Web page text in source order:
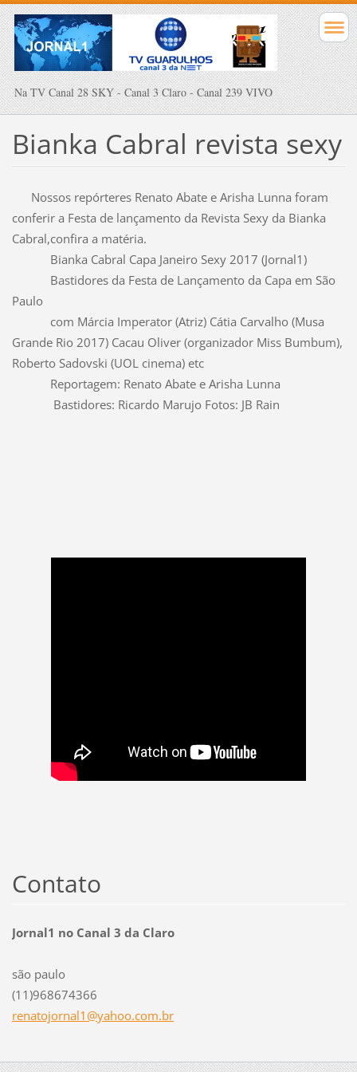
Na TV Canal 28 SKY - Canal 3 Claro - Canal 239 VIVO
Bianka Cabral revista sexy
Nossos repórteres Renato Abate e Arisha Lunna foram
conferir a Festa de lançamento da Revista Sexy da Bianka
Cabral,confira a matéria.
Bianka Cabral Capa Janeiro Sexy 2017 (Jornal1)
Bastidores da Festa de Lançamento da Capa em São
Paulo
com Márcia Imperator (Atriz) Cátia Carvalho (Musa
Grande Rio 2017) Cacau Oliver (organizador Miss Bumbum),
Roberto Sadovski (UOL cinema) etc
Reportagem: Renato Abate e Arisha Lunna
Bastidores: Ricardo Marujo Fotos: JB Rain
Contato
Jornal1 no Canal 3 da Claro
são paulo
(11)968674366
renatojornal1@yahoo.com.br